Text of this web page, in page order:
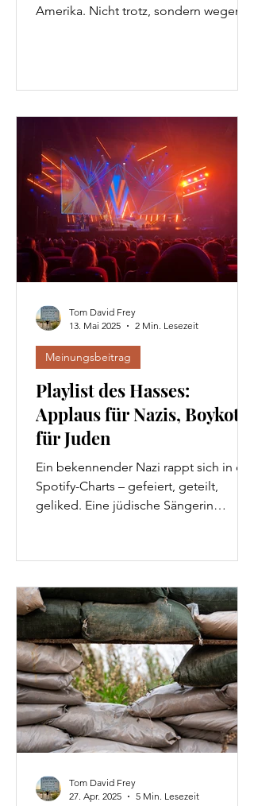
Amerika. Nicht trotz, sondern wegen
zuzuschauen. Die vielen Verdrehungen
In Deutschland und in Nahost. Doch je
länger der Hass tobt, desto mehr frage
ich mich: Dokumentiere ich nur, was
sowieso niemand sehen will?
Playlist des Hasses:
Applaus für Nazis, Boykott
für Juden
Ein bekennender Nazi rappt sich in die
Spotify-Charts – gefeiert, geteilt,
geliked. Eine jüdische Sängerin
bedroht und boykottiert. Europa hat
willkommen, die Jüdin nicht.
Meinungsbeitrag
Tom David Frey
13. Mai 2025
2 Min. Lesezeit
Tom David Frey
27. Apr. 2025
5 Min. Lesezeit